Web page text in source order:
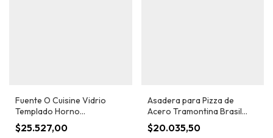
Fuente O Cuisine Vidrio
Templado Horno
Rectangular 4,5lt
$25.527,00
Asadera para Pizza de
Acero Tramontina Brasil
35cm
$20.035,50